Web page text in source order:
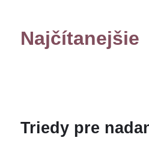
Najčítanejšie
Triedy pre